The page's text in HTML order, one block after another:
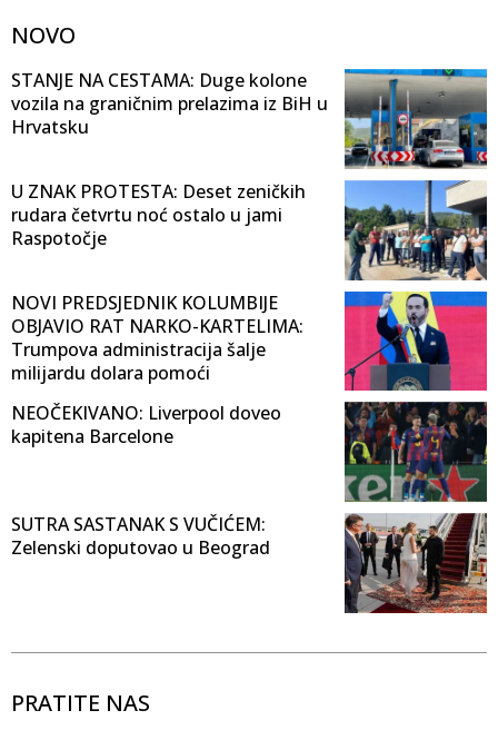
NOVO
STANJE NA CESTAMA: Duge kolone
vozila na graničnim prelazima iz BiH u
Hrvatsku
U ZNAK PROTESTA: Deset zeničkih
rudara četvrtu noć ostalo u jami
Raspotočje
NOVI PREDSJEDNIK KOLUMBIJE
OBJAVIO RAT NARKO-KARTELIMA:
Trumpova administracija šalje
milijardu dolara pomoći
NEOČEKIVANO: Liverpool doveo
kapitena Barcelone
SUTRA SASTANAK S VUČIĆEM:
Zelenski doputovao u Beograd
PRATITE NAS